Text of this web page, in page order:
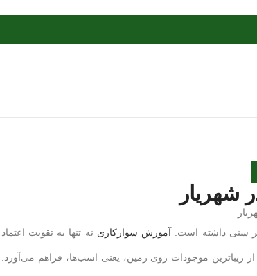
شهریار
سنی داشته است. آموزش سوارکاری نه تنها به تقویت
موجودات روی زمین، یعنی اسب‌ها، فراهم می‌آورد.